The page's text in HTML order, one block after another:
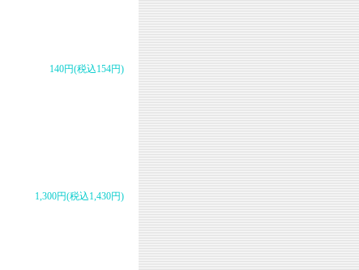
140円(税込154円)
1,300円(税込1,430円)